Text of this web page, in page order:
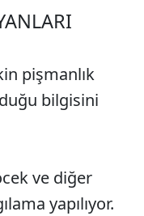
pişmanlık
bilgisini
ve diğer
yapılıyor.